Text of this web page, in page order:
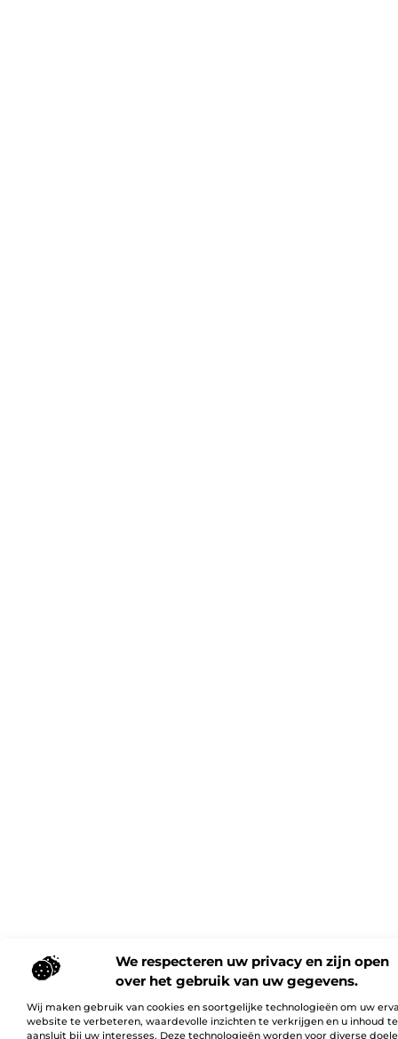
We respecteren uw privacy en zijn open
over het gebruik van uw gegevens.
Wij maken gebruik van cookies en soortgelijke technologieën om uw
website te verbeteren, waardevolle inzichten te verkrijgen en u inhoud
aansluit bij uw interesses. Deze technologieën worden voor diverse